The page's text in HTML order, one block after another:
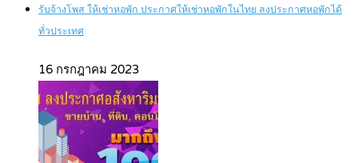
รับจ้างโพส ให้เช่าหอพัก ประกาศให้เช่าหอพักในไทย ลงประกาศหอพักได้
ทั่วประเทศ
16 กรกฎาคม 2023